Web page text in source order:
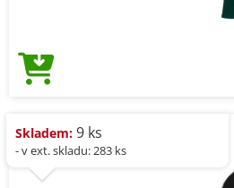
Skladem: 9 ks
- v ext. skladu: 283 ks